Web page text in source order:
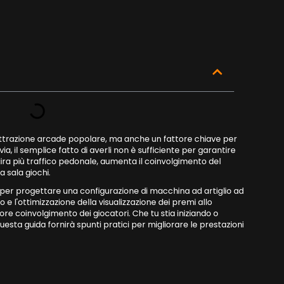
arcade popolare, ma anche un fattore chiave per
il semplice fatto di averli non è sufficiente per garantire
più traffico pedonale, aumenta il coinvolgimento del
sala giochi.
progettare una configurazione di macchina ad artiglio ad
l'ottimizzazione della visualizzazione dei premi allo
coinvolgimento dei giocatori. Che tu stia iniziando o
guida fornirà spunti pratici per migliorare le prestazioni